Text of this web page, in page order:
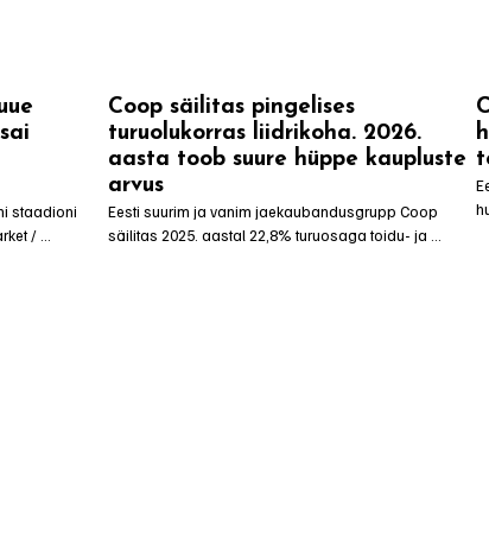
staadioni
/
Coop säilitas pingelises
turuolukorras liidrikoha. 2026.
aasta toob suure hüppe kaupluste
arvus
Eesti suurim ja vanim jaekaubandusgrupp Coop
säilitas 2025. aastal 22,8% turuosaga toidu- ja